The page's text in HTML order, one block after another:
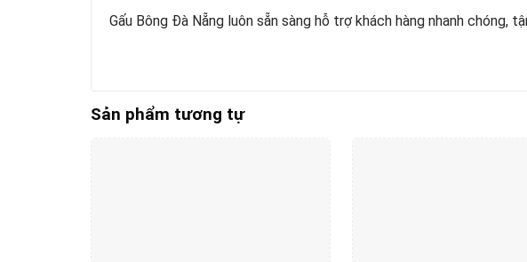
Gấu Bông Đà Nẵng luôn sẵn sàng hỗ trợ khách hàng nhanh chóng,
Sản phẩm tương tự